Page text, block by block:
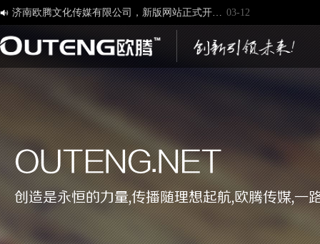
 济南欧腾文化传媒有限公司，新版网站正式开通！ 03-12
创造一流品牌 打造一流服务 01-09
OUTENG.NET
创造是永恒的力量,传播随理想起航,欧腾传媒,一